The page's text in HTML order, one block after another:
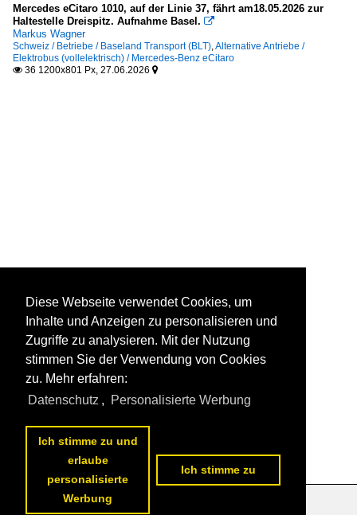
Mercedes eCitaro 1010, auf der Linie 37, fährt am18.05.2026 zur
Haltestelle Dreispitz. Aufnahme Basel. 
Markus Wagner
Schweiz / Betriebe / Baseland Transport (BLT),Alternative Antriebe /
Elektrobus (vollelektrisch) / Mercedes-Benz eCitaro
 36 1200x801 Px, 27.06.2026 
Diese Webseite verwendet Cookies, um
Inhalte und Anzeigen zu personalisieren und
Zugriffe zu analysieren. Mit der Nutzung
stimmen Sie der Verwendung von Cookies
zu. Mehr erfahren:
Datenschutz , Personalisierte Werbung
Ich stimme zu und
erlaube
personalisierte
Werbung
Ich stimme zu